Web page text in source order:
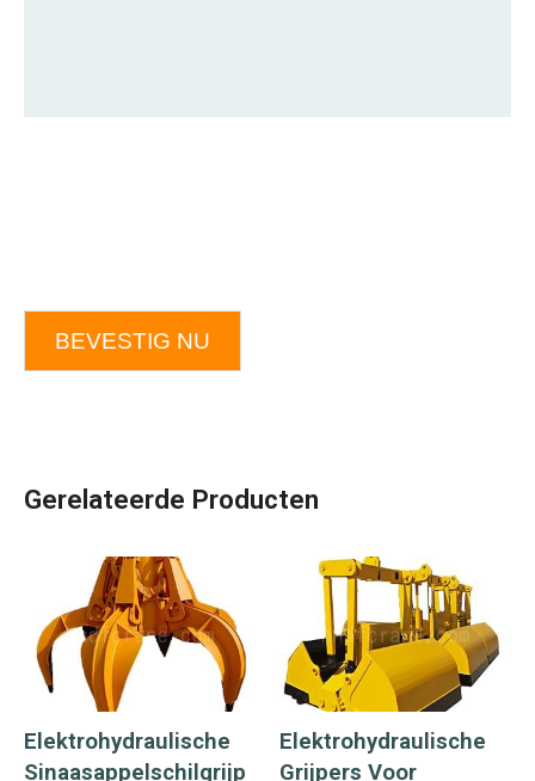
BEVESTIG NU
Gerelateerde Producten
Elektrohydraulische
Sinaasappelschilgrijp
Elektrohydraulische
Grijpers Voor